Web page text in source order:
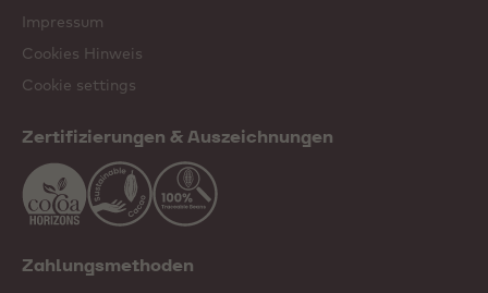
Impressum
Cookies Hinweis
Cookie settings
Zertifizierungen & Auszeichnungen
Zahlungsmethoden